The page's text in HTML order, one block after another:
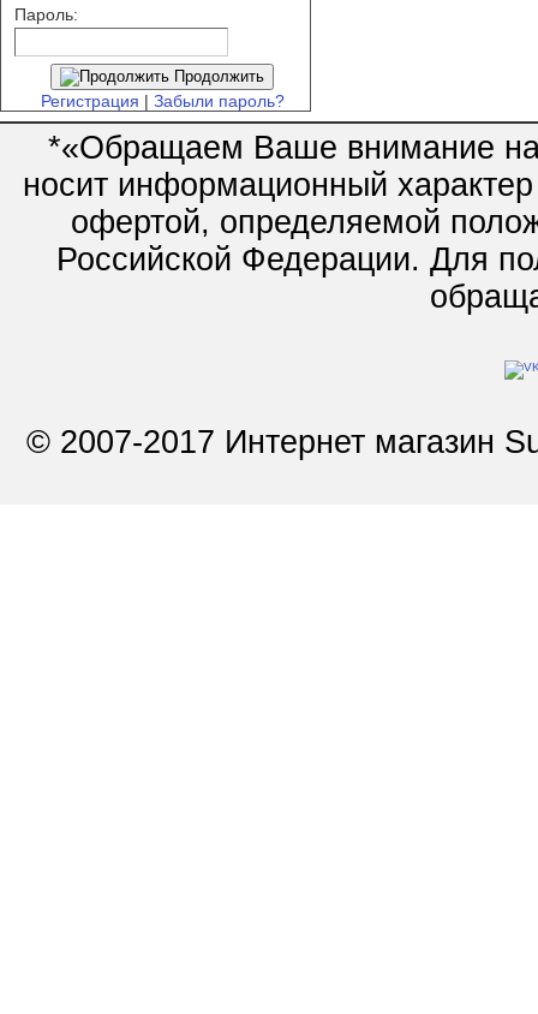
Пароль:
Продолжить
Регистрация | Забыли пароль?
*«Обращаем Ваше внимание на
носит информационный
офертой, определяемой
Российской Федерации. Для
© 2007-2017 Интернет магазин